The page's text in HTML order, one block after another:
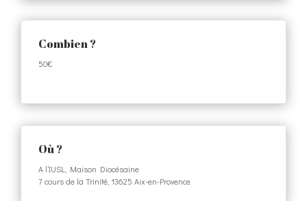
Combien ?
50€
Où ?
A l’IUSL, Maison Diocésaine
7 cours de la Trinité, 13625 Aix-en-Provence